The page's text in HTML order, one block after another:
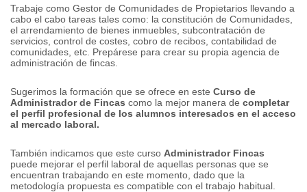
Trabaje como Gestor de Comunidades de Propietarios llevando a
cabo el cabo tareas tales como: la constitución de Comunidades,
el arrendamiento de bienes inmuebles, subcontratación de
servicios, control de costes, cobro de recibos, contabilidad de
comunidades, etc. Prepárese para crear su propia agencia de
administración de fincas.
Sugerimos la formación que se ofrece en este Curso de
Administrador de Fincas como la mejor manera de completar
el perfil profesional de los alumnos interesados ​​​​en el acceso
al mercado laboral.
También indicamos que este curso Administrador Fincas
puede mejorar el perfil laboral de aquellas personas que se
encuentran trabajando en este momento, dado que la
metodología propuesta es compatible con el trabajo habitual.